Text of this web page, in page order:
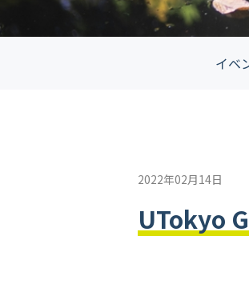
イベ
2022年02月14日
UTokyo